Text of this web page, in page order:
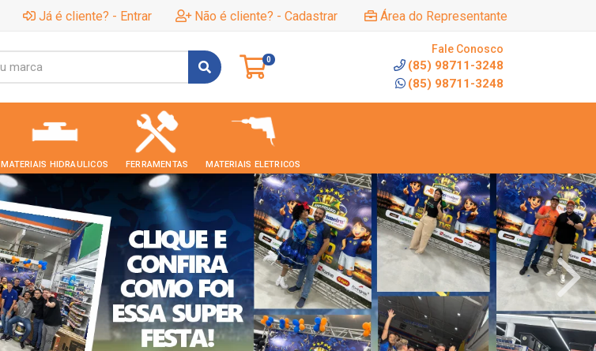
Já é cliente? - Entrar Não é cliente? - Cadastrar Área do Representante
0
Fale Conosco
(85) 98711-3248
(85) 98711-3248
MATERIAIS HIDRAULICOS FERRAMENTAS MATERIAIS ELETRICOS